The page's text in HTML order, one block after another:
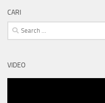
CARI
Search
for:
VIDEO